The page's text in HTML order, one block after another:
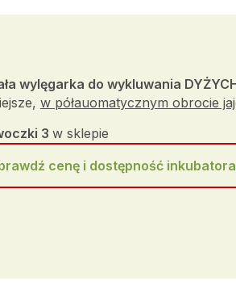
wylęgarka do wykluwania
w półauomatycznym obrocie
3 w sklepie
cenę i dostępność